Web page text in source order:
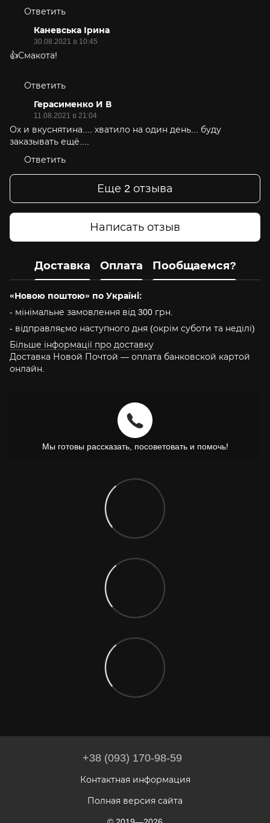
Ответить
Каневська Ірина
30.08.2021 в 10:45
👍Смакота!
Ответить
Герасименко И В
11.08.2021 в 21:04
Ох и вкуснятина.... хватило на один день... буду
заказывать ещё....
Ответить
Еще 2 отзыва
Написать отзыв
Доставка Оплата Пообщаемся?
«Новою поштою» по Україні:
- мінімальне замовлення від 300 грн.
- відправляємо наступного дня (окрім суботи та неділі)
Більше інформації про доставку
Доставка Новой Почтой — оплата банковской картой
онлайн.
+38 (093) 170-98-59
Контактная информация
Полная версия сайта